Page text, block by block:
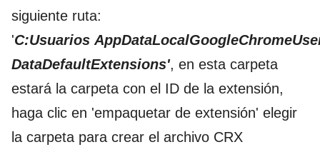
siguiente ruta:
'C:Usuarios
DataDefaultExtensions', en esta carpeta
estará la carpeta con el ID de la extensión,
haga clic en 'empaquetar de extensión' elegir
la carpeta para crear el archivo CRX